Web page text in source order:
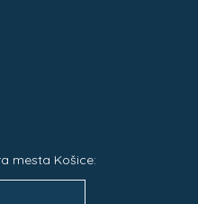
mesta Košice: